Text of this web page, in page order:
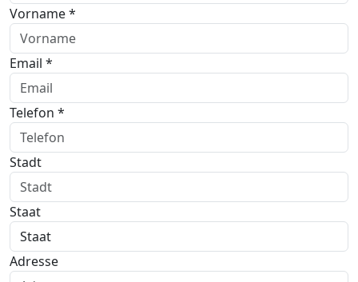
Vorname *
Email *
Telefon *
Stadt
Staat
Adresse